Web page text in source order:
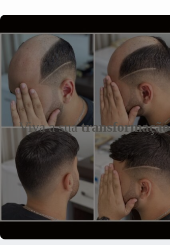
Viva a suatransformação